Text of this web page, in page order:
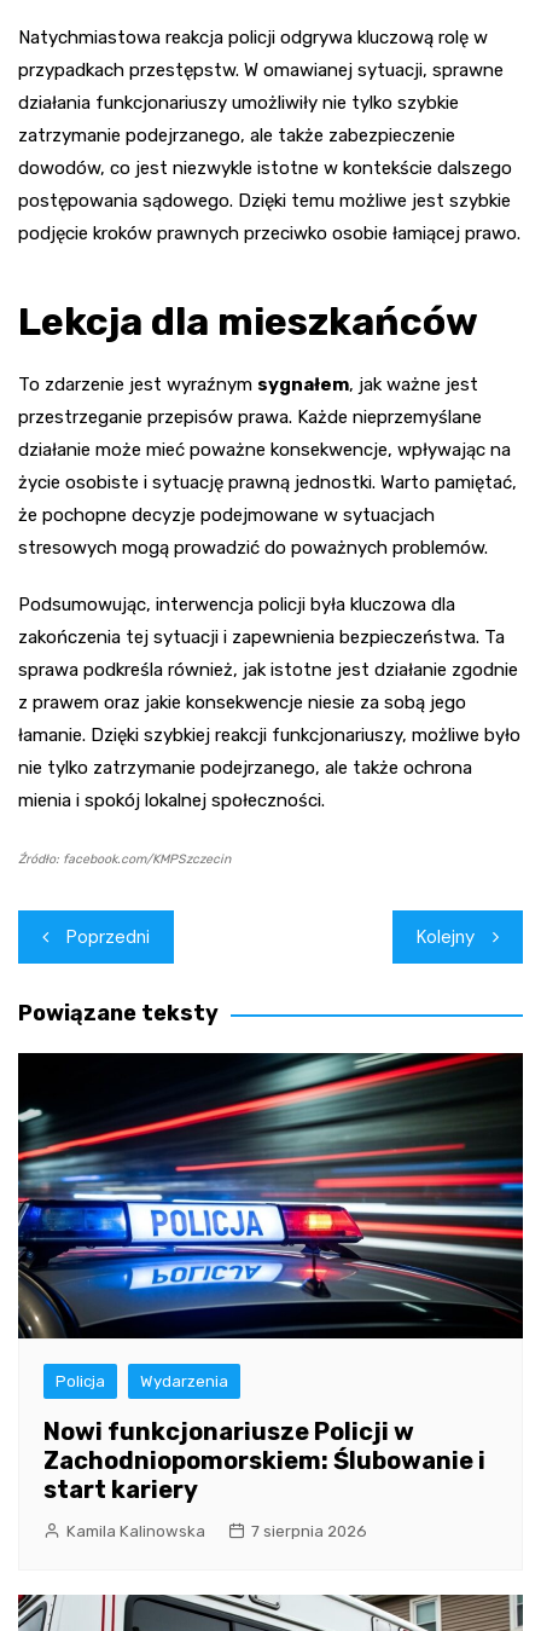
Natychmiastowa reakcja policji odgrywa kluczową rolę w
przypadkach przestępstw. W omawianej sytuacji, sprawne
działania funkcjonariuszy umożliwiły nie tylko szybkie
zatrzymanie podejrzanego, ale także zabezpieczenie
dowodów, co jest niezwykle istotne w kontekście dalszego
postępowania sądowego. Dzięki temu możliwe jest szybkie
podjęcie kroków prawnych przeciwko osobie łamiącej prawo.
Lekcja dla mieszkańców
To zdarzenie jest wyraźnym sygnałem, jak ważne jest
przestrzeganie przepisów prawa. Każde nieprzemyślane
działanie może mieć poważne konsekwencje, wpływając na
życie osobiste i sytuację prawną jednostki. Warto pamiętać,
że pochopne decyzje podejmowane w sytuacjach
stresowych mogą prowadzić do poważnych problemów.
Podsumowując, interwencja policji była kluczowa dla
zakończenia tej sytuacji i zapewnienia bezpieczeństwa. Ta
sprawa podkreśla również, jak istotne jest działanie zgodnie
z prawem oraz jakie konsekwencje niesie za sobą jego
łamanie. Dzięki szybkiej reakcji funkcjonariuszy, możliwe było
nie tylko zatrzymanie podejrzanego, ale także ochrona
mienia i spokój lokalnej społeczności.
Źródło: facebook.com/KMPSzczecin
Nawigacja
wpisu
Poprzedni Kolejny
Powiązane teksty
Policja Wydarzenia
Nowi funkcjonariusze Policji w
Zachodniopomorskiem: Ślubowanie i
start kariery
Kamila Kalinowska 7 sierpnia 2026